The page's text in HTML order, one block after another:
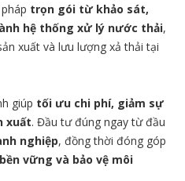
trọn gói từ khảo sát,
hệ thống xử lý nước thải,
xuất và lưu lượng xả thải tại
giúp tối ưu chi phí, giảm sự
xuất. Đầu tư đúng ngay từ đầu
nghiệp, đồng thời đóng góp
vững và bảo vệ môi